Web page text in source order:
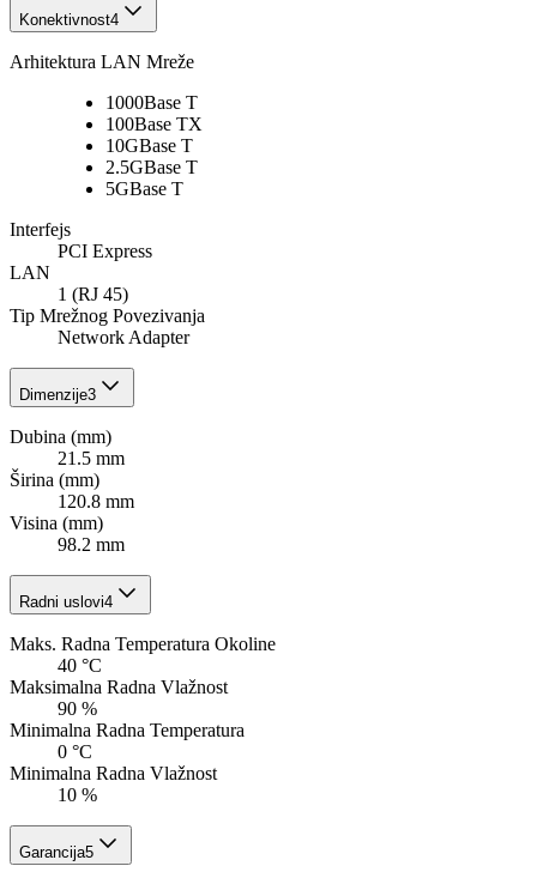
Konektivnost4
Arhitektura LAN Mreže
1000Base T
100Base TX
10GBase T
2.5GBase T
5GBase T
Interfejs
PCI Express
LAN
1 (RJ 45)
Tip Mrežnog Povezivanja
Network Adapter
Dimenzije3
Dubina (mm)
21.5 mm
Širina (mm)
120.8 mm
Visina (mm)
98.2 mm
Radni uslovi4
Maks. Radna Temperatura Okoline
40 °C
Maksimalna Radna Vlažnost
90 %
Minimalna Radna Temperatura
0 °C
Minimalna Radna Vlažnost
10 %
Garancija5